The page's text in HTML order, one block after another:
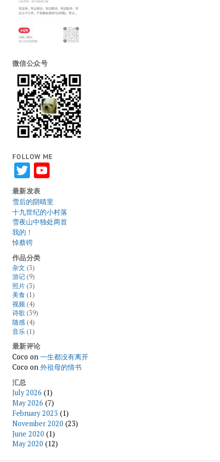
微信公众号
FOLLOW ME
TwitterYouTube
最新发表
雪后的阴晴里
十九世纪的小村落
雪夜山中独处两首
我的！
悼蔡锷
作品分类
杂文 (3)
游记(9)
照片(3)
美食 (1)
视频(4)
诗歌(39)
随感(4)
音乐(1)
最新评论
Coco on 一生都没有离开
Coco on 外祖母的情书
汇总
July 2026 (1)
May 2026 (7)
February 2023 (1)
November 2020 (23)
June 2020 (1)
May 2020 (12)